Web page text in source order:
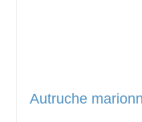
Autruche